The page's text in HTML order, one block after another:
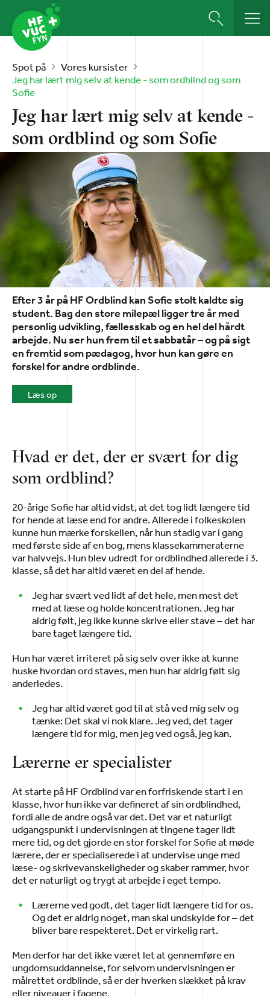
Spot på
Vores kursister
Jeg har lært mig selv at kende - som ordblind og som
Sofie
Jeg har lært mig selv at kende -
som ordblind og som Sofie
Efter 3 år på HF Ordblind kan Sofie stolt kaldte sig
student. Bag den store milepæl ligger tre år med
personlig udvikling, fællesskab og en hel del hårdt
arbejde. Nu ser hun frem til et sabbatår – og på sigt
en fremtid som pædagog, hvor hun kan gøre en
forskel for andre ordblinde.
Læs op
Hvad er det, der er svært for dig
som ordblind?
20-årige Sofie har altid vidst, at det tog lidt længere tid
for hende at læse end for andre. Allerede i folkeskolen
kunne hun mærke forskellen, når hun stadig var i gang
med første side af en bog, mens klassekammeraterne
var halvvejs. Hun blev udredt for ordblindhed allerede i 3.
klasse, så det har altid været en del af hende.
Jeg har svært ved lidt af det hele, men mest det
med at læse og holde koncentrationen. Jeg har
aldrig følt, jeg ikke kunne skrive eller stave – det har
bare taget længere tid.
Hun har været irriteret på sig selv over ikke at kunne
huske hvordan ord staves, men hun har aldrig følt sig
anderledes.
Jeg har altid været god til at stå ved mig selv og
tænke: Det skal vi nok klare. Jeg ved, det tager
længere tid for mig, men jeg ved også, jeg kan.
Lærerne er specialister
At starte på HF Ordblind var en forfriskende start i en
klasse, hvor hun ikke var defineret af sin ordblindhed,
fordi alle de andre også var det. Det var et naturligt
udgangspunkt i undervisningen at tingene tager lidt
mere tid, og det gjorde en stor forskel for Sofie at møde
lærere, der er specialiserede i at undervise unge med
læse- og skrivevanskeligheder og skaber rammer, hvor
det er naturligt og trygt at arbejde i eget tempo.
Lærerne ved godt, det tager lidt længere tid for os.
Og det er aldrig noget, man skal undskylde for – det
bliver bare respekteret. Det er virkelig rart.
Men derfor har det ikke været let at gennemføre en
ungdomsuddannelse, for selvom undervisningen er
målrettet ordblinde, så er der hverken slækket på krav
eller niveauer i fagene.